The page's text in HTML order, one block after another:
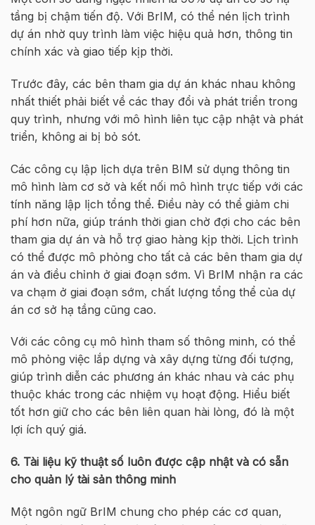
tầng bị chậm tiến độ. Với BrIM, có thể nén lịch trình
dự án nhờ quy trình làm việc hiệu quả hơn, thông tin
chính xác và giao tiếp kịp thời.
Trước đây, các bên tham gia dự án khác nhau không
nhất thiết phải biết về các thay đổi và phát triển trong
quy trình, nhưng với mô hình liên tục cập nhật và phát
triển, không ai bị bỏ sót.
Các công cụ lập lịch dựa trên BIM sử dụng thông tin
mô hình làm cơ sở và kết nối mô hình trực tiếp với các
tính năng lập lịch tổng thể. Điều này có thể giảm chi
phí hơn nữa, giúp tránh thời gian chờ đợi cho các bên
tham gia dự án và hỗ trợ giao hàng kịp thời. Lịch trình
có thể được mô phỏng cho tất cả các bên tham gia dự
án và điều chỉnh ở giai đoạn sớm. Vì BrIM nhận ra các
va chạm ở giai đoạn sớm, chất lượng tổng thể của dự
án cơ sở hạ tầng cũng cao.
Với các công cụ mô hình tham số thông minh, có thể
mô phỏng việc lắp dựng và xây dựng từng đối tượng,
giúp trình diễn các phương án khác nhau và các phụ
thuộc khác trong các nhiệm vụ hoạt động. Hiểu biết
tốt hơn giữ cho các bên liên quan hài lòng, đó là một
lợi ích quý giá.
6. Tài liệu kỹ thuật số luôn được cập nhật và có sẵn
cho quản lý tài sản thông minh
Một ngôn ngữ BrIM chung cho phép các cơ quan,